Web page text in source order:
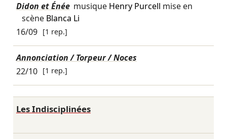
Didon et Énée musique Henry Purcell mise en
scène Blanca Li
16/09 [1 rep.]
Annonciation / Torpeur / Noces
22/10 [1 rep.]
Les Indisciplinées